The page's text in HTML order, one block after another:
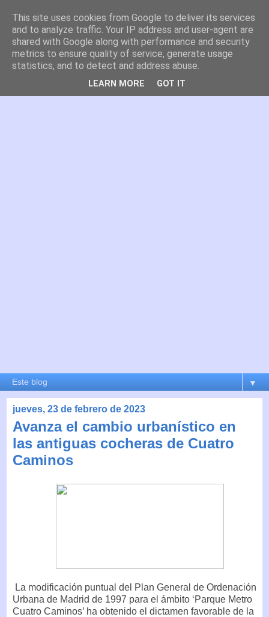
es por madrid
El blog de Madrid y su actualidad, proyectos, transporte,
movilidad, arquitectura, participación, medio ambiente,
educación, empleo, ...
▼
jueves, 23 de febrero de 2023
Avanza el cambio urbanístico en
las antiguas cocheras de Cuatro
Caminos
La modificación puntual del Plan General de Ordenación
Urbana de Madrid de 1997 para el ámbito ‘Parque Metro
Cuatro Caminos’ ha obtenido el dictamen favorable de la
This site uses cookies from Google to deliver its services
and to analyze traffic. Your IP address and user-agent are
shared with Google along with performance and security
metrics to ensure quality of service, generate usage
statistics, and to detect and address abuse.
LEARN MORE GOT IT